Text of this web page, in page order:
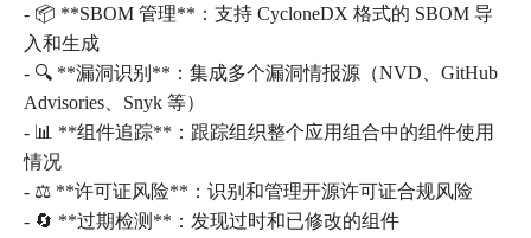
- 📦 **SBOM 管理**：支持 CycloneDX 格式的 SBOM 导
入和生成
- 🔍 **漏洞识别**：集成多个漏洞情报源（NVD、GitHub
Advisories、Snyk 等）
- 📊 **组件追踪**：跟踪组织整个应用组合中的组件使用
情况
- ⚖️ **许可证风险**：识别和管理开源许可证合规风险
- 🔄 **过期检测**：发现过时和已修改的组件